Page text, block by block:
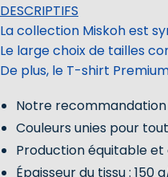
DESCRIPTIFS
La collection Miskoh est
Le large choix de tailles
De plus, le T-shirt
Notre recommandation
Couleurs unies pour
Production équitable
Épaisseur du tissu : 150